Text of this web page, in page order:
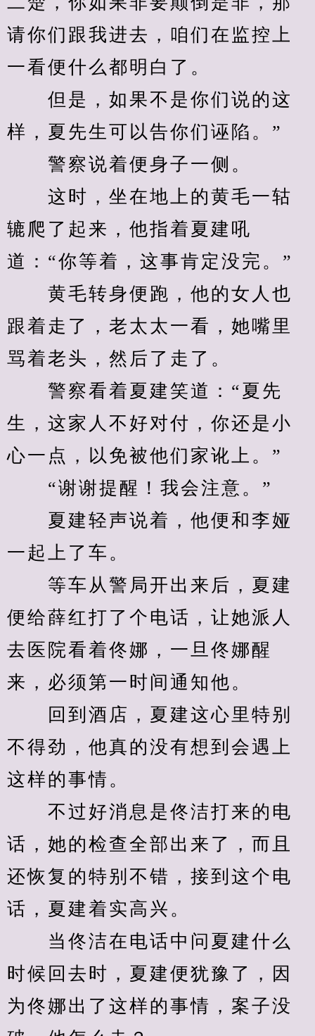
请你们跟我进去，咱们在监控上
一看便什么都明白了。
但是，如果不是你们说的这
样，夏先生可以告你们诬陷。”
警察说着便身子一侧。
这时，坐在地上的黄毛一轱
辘爬了起来，他指着夏建吼
道：“你等着，这事肯定没完。”
黄毛转身便跑，他的女人也
跟着走了，老太太一看，她嘴里
骂着老头，然后了走了。
警察看着夏建笑道：“夏先
生，这家人不好对付，你还是小
心一点，以免被他们家讹上。”
“谢谢提醒！我会注意。”
夏建轻声说着，他便和李娅
一起上了车。
等车从警局开出来后，夏建
便给薛红打了个电话，让她派人
去医院看着佟娜，一旦佟娜醒
来，必须第一时间通知他。
回到酒店，夏建这心里特别
不得劲，他真的没有想到会遇上
这样的事情。
不过好消息是佟洁打来的电
话，她的检查全部出来了，而且
还恢复的特别不错，接到这个电
话，夏建着实高兴。
当佟洁在电话中问夏建什么
时候回去时，夏建便犹豫了，因
为佟娜出了这样的事情，案子没